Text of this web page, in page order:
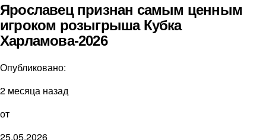
Ярославец признан самым ценным
игроком розыгрыша Кубка
Харламова-2026
Опубликовано:
2 месяца назад
от
25.05.2026